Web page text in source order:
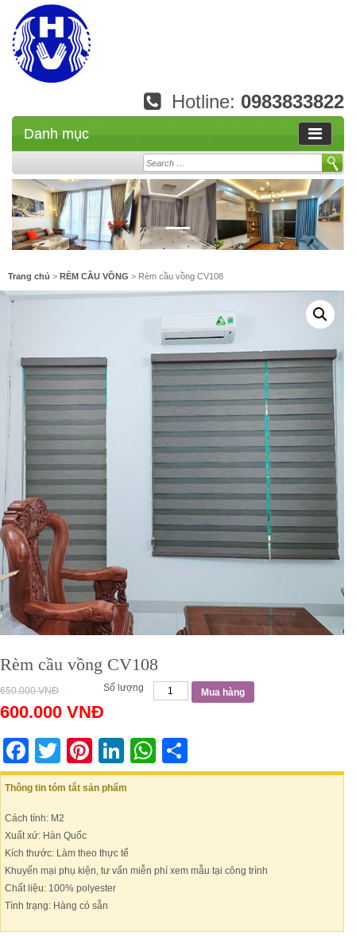
Hotline: 0983833822
Danh mục
Search
Trang chủ > RÈM CẦU VỒNG > Rèm cầu vồng CV108
Rèm cầu vồng CV108
650.000VNĐ
600.000 VNĐ
Số lượng Mua hàng
Facebook
TwitterPinterest
LinkedIn
WhatsApp
Thông tin tóm tắt sản phẩm
Cách tính: M2
Xuất xứ: Hàn Quốc
Kích thước: Làm theo thực tế
Khuyến mại phụ kiện, tư vấn miễn phí xem mẫu tại công trình
Chất liệu: 100% polyester
Tình trạng: Hàng có sẵn